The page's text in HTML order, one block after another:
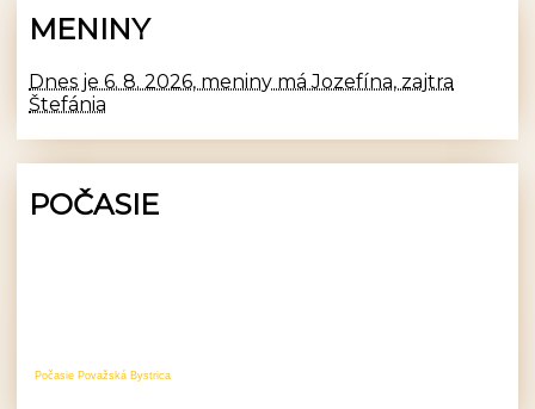
MENINY
Dnes je 6. 8. 2026, meniny má Jozefína, zajtra
Štefánia
POČASIE
Počasie Považská Bystrica